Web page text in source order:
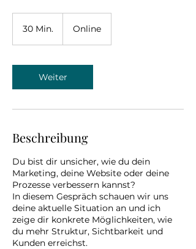
30 Min.
i
n
.
Online
Weiter
Beschreibung
Du bist dir unsicher, wie du dein
Marketing, deine Website oder deine
Prozesse verbessern kannst?
In diesem Gespräch schauen wir uns
deine aktuelle Situation an und ich
zeige dir konkrete Möglichkeiten, wie
du mehr Struktur, Sichtbarkeit und
Kunden erreichst.